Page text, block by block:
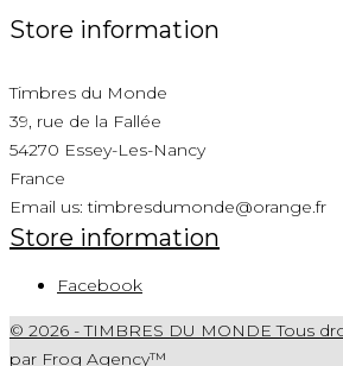
Store information
Timbres du Monde
39, rue de la Fallée
54270 Essey-Les-Nancy
France
Email us:timbresdumonde@orange.fr
Store information
Facebook
© 2026 - TIMBRES DU MONDE Tous
par Frog Agency™